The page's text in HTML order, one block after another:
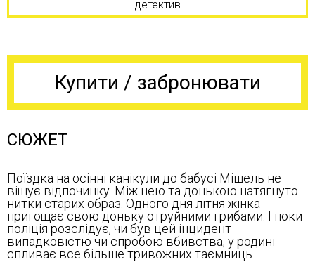
детектив
Купити / забронювати
СЮЖЕТ
Поїздка на осінні канікули до бабусі Мішель не
віщує відпочинку. Між нею та донькою натягнуто
нитки старих образ. Одного дня літня жінка
пригощає свою доньку отруйними грибами. І поки
поліція розслідує, чи був цей інцидент
випадковістю чи спробою вбивства, у родині
спливає все більше тривожних таємниць